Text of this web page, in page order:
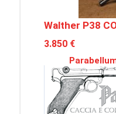
Walther P38
3.850 €